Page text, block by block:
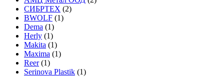
СИБРТЕХ (2)
BWOLF (1)
Dema (1)
Herly (1)
Makita (1)
Maxima (1)
Reer (1)
Serinova Plastik (1)